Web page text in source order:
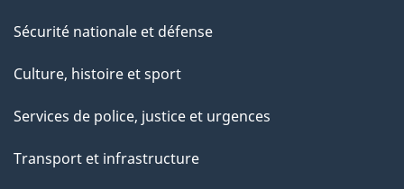
Sécurité nationale et défense
Culture, histoire et sport
Services de police, justice et urgences
Transport et infrastructure